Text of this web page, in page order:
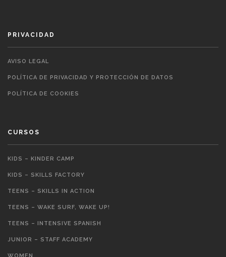
PRIVACIDAD
AVISO LEGAL
POLÍTICA DE PRIVACIDAD Y PROTECCIÓN DE DATOS
POLÍTICA DE COOKIES
CURSOS
KIDS – KINDER CAMP
KIDS – SKILLS FACTORY
TEENS – SKILLS IN ACTION
TEENS – WAKE SURF, WAKE UP!
TEENS – INTENSIVE SPANISH
JUNIOR – STAFF ACADEMY